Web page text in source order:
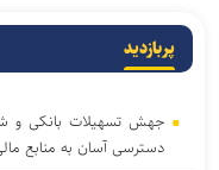
پربازدید
جهش تسهیلات بانکی و
دسترسی آسان‌ به منابع